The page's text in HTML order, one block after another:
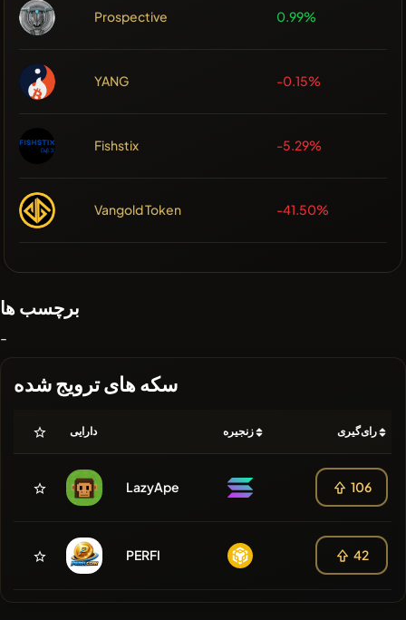
Prospective 0.99%
YANG -0.15%
Fishstix -5.29%
Vangold Token -41.50%
برچسب ها
-
سکه های ترویج شده
دارایی زنجیره رای‌گیری
LazyApe 106
PERFI 42